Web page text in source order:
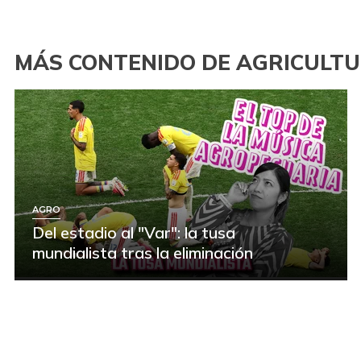
MÁS CONTENIDO DE
AGRO
Del estadio al "Var": la tusa
mundialista tras la eliminación